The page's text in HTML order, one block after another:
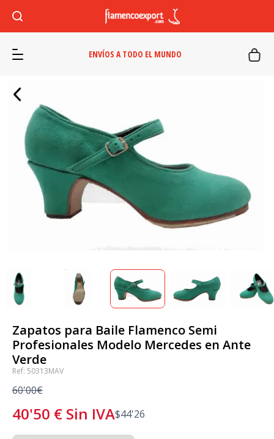
ENVÍOS A TODO EL MUNDO
Zapatos para Baile Flamenco Semi
Profesionales Modelo Mercedes en Ante
Verde
Ref: 50313MAV
60'00€
40'50 € Sin IVA$44'26